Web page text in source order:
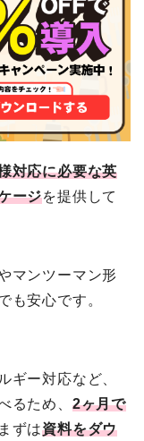
対応に必要な英
ージを提供して
マンツーマン形
も安心です。
ギー対応など、
るため、 2ヶ月で
ずは資料をダウ